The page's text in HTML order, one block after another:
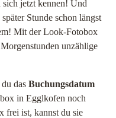
jetzt kennen! Und
Stunde schon längst
Mit der Look-Fotobox
unzählige
das Buchungsdatum
in Egglkofen noch
frei ist, kannst du sie